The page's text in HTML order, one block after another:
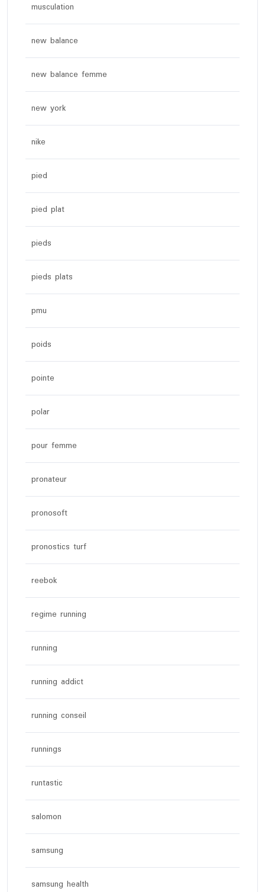
musculation
new balance
new balance femme
new york
nike
pied
pied plat
pieds
pieds plats
pmu
poids
pointe
polar
pour femme
pronateur
pronosoft
pronostics turf
reebok
regime running
running
running addict
running conseil
runnings
runtastic
salomon
samsung
samsung health